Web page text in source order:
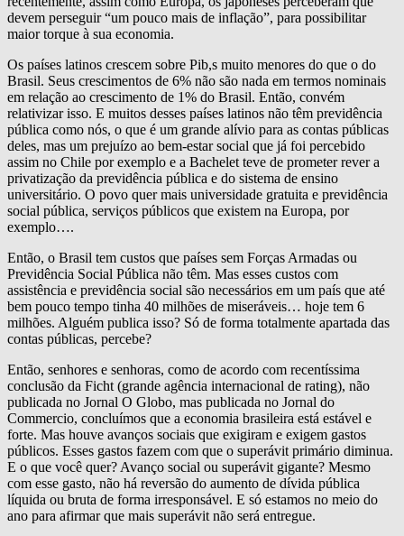
devem perseguir “um pouco mais de inflação”, para possibilitar
maior torque à sua economia.
Os países latinos crescem sobre Pib,s muito menores do que o do
Brasil. Seus crescimentos de 6% não são nada em termos nominais
em relação ao crescimento de 1% do Brasil. Então, convém
relativizar isso. E muitos desses países latinos não têm previdência
pública como nós, o que é um grande alívio para as contas públicas
deles, mas um prejuízo ao bem-estar social que já foi percebido
assim no Chile por exemplo e a Bachelet teve de prometer rever a
privatização da previdência pública e do sistema de ensino
universitário. O povo quer mais universidade gratuita e previdência
social pública, serviços públicos que existem na Europa, por
exemplo….
Então, o Brasil tem custos que países sem Forças Armadas ou
Previdência Social Pública não têm. Mas esses custos com
assistência e previdência social são necessários em um país que até
bem pouco tempo tinha 40 milhões de miseráveis… hoje tem 6
milhões. Alguém publica isso? Só de forma totalmente apartada das
contas públicas, percebe?
Então, senhores e senhoras, como de acordo com recentíssima
conclusão da Ficht (grande agência internacional de rating), não
publicada no Jornal O Globo, mas publicada no Jornal do
Commercio, concluímos que a economia brasileira está estável e
forte. Mas houve avanços sociais que exigiram e exigem gastos
públicos. Esses gastos fazem com que o superávit primário diminua.
E o que você quer? Avanço social ou superávit gigante? Mesmo
com esse gasto, não há reversão do aumento de dívida pública
líquida ou bruta de forma irresponsável. E só estamos no meio do
ano para afirmar que mais superávit não será entregue.